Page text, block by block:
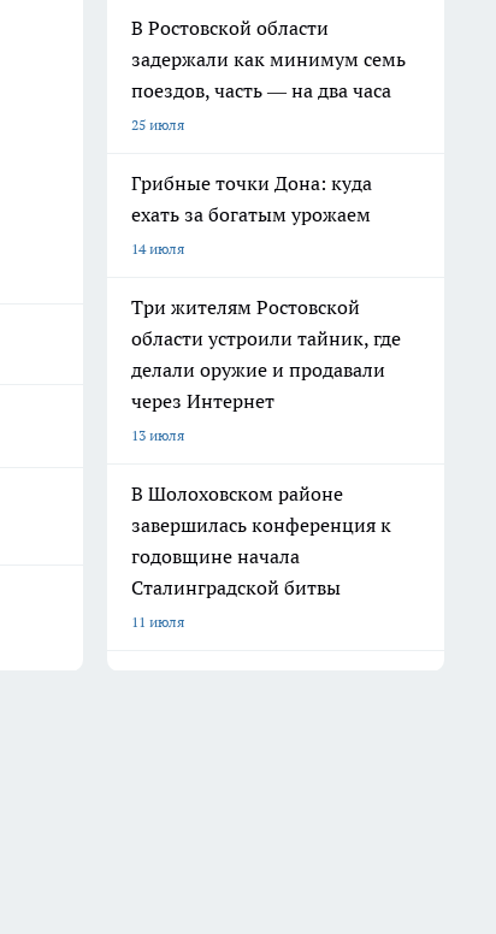
В Ростовской области
задержали как минимум семь
поездов, часть — на два часа
25 июля
Грибные точки Дона: куда
ехать за богатым урожаем
14 июля
Три жителям Ростовской
области устроили тайник, где
делали оружие и продавали
через Интернет
13 июля
В Шолоховском районе
завершилась конференция к
годовщине начала
Сталинградской битвы
11 июля